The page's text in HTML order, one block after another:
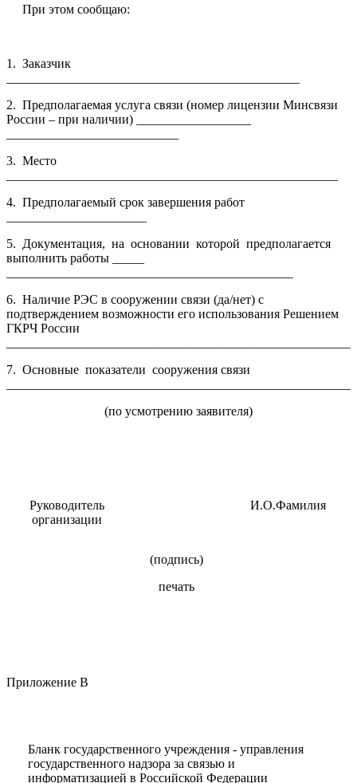
При этом сообщаю:
1. Заказчик
2. Предполагаемая услуга связи (номер лицензии Минсвязи
России – при наличии) __________________
3. Место
4. Предполагаемый срок завершения работ
5. Документация, на основании которой предполагается
выполнить работы _____
6. Наличие РЭС в сооружении связи (да/нет) с
подтверждением возможности его использования Решением
ГКРЧ России
7. Основные показатели сооружения связи
(по усмотрению заявителя)
Руководитель
организации
(подпись)
печать
И.О.Фамилия
Приложение В
Бланк государственного учреждения - управления
государственного надзора за связью и
информатизацией в Российской Федерации